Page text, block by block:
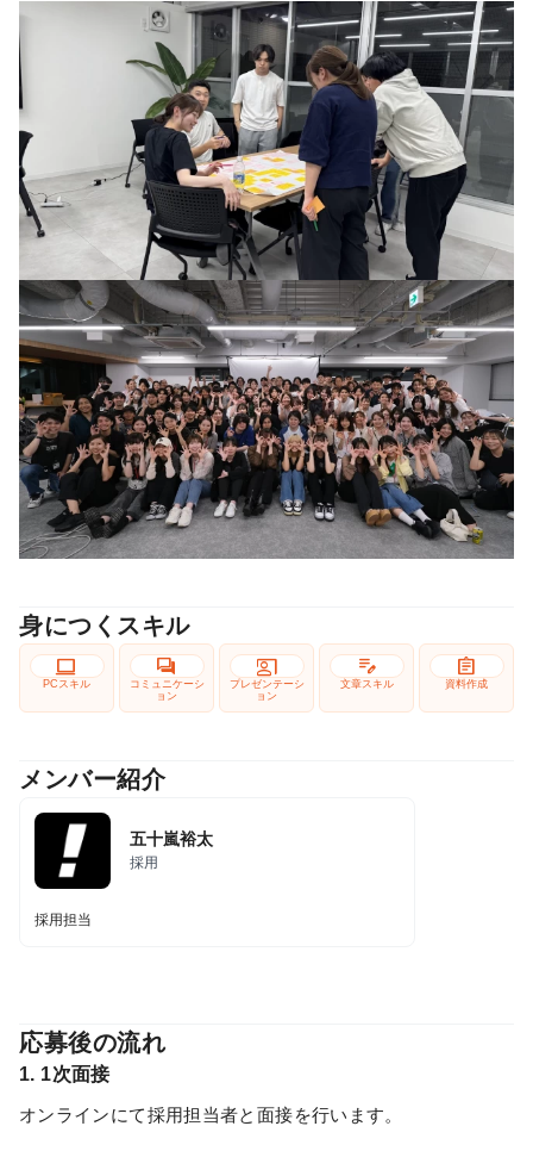
身につくスキル
computer
PCスキル
forum
コミュニケーシ
ョン
co_present
プレゼンテーシ
ョン
edit_note
文章スキル
assignment
資料作成
メンバー紹介
五十嵐裕太
採用
採用担当
応募後の流れ
1. 1次面接
オンラインにて採用担当者と面接を行います。